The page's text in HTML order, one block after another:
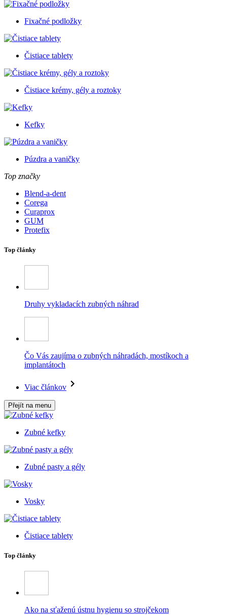
Fixačné podložky
Čistiace tablety
Čistiace krémy, gély a roztoky
Kefky
Púzdra a vaničky
Top značky
Blend-a-dent
Corega
Curaprox
GUM
Protefix
Top články
Druhy vykladacích zubných náhrad
Čo Vás zaujíma o zubných náhradách, mostíkoch a
implantátoch
Viac článkov
Přejít na menu
Zubné kefky
Zubné pasty a gély
Vosky
Čistiace tablety
Top články
Ako na sťaženú ústnu hygienu so strojčekom